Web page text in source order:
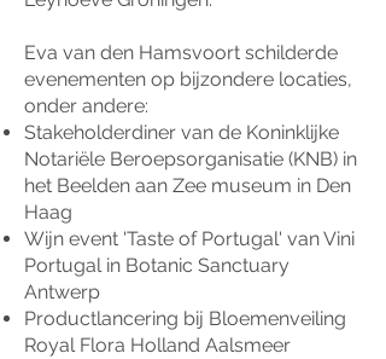
Eva van den Hamsvoort schilderde
evenementen op bijzondere locaties,
onder andere:
Stakeholderdiner van de Koninklijke
Notariële Beroepsorganisatie (KNB) in
het Beelden aan Zee museum in Den
Haag
Wijn event 'Taste of Portugal' van Vini
Portugal in Botanic Sanctuary
Antwerp
Productlancering bij Bloemenveiling
Royal Flora Holland Aalsmeer